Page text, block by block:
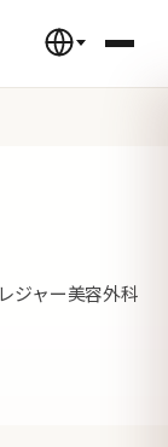
ジャー美容外科